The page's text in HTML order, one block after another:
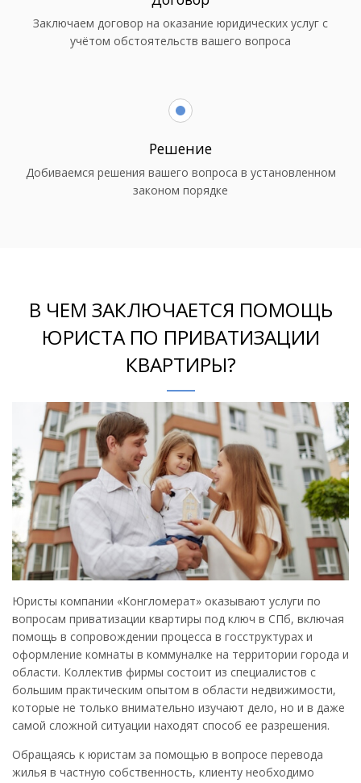
Заключаем договор на оказание юридических услуг с
учётом обстоятельств вашего вопроса
Решение
Добиваемся решения вашего вопроса в установленном
законом порядке
В ЧЕМ ЗАКЛЮЧАЕТСЯ ПОМОЩЬ
ЮРИСТА ПО ПРИВАТИЗАЦИИ
КВАРТИРЫ?
Юристы компании «Конгломерат» оказывают услуги по
вопросам приватизации квартиры под ключ в СПб, включая
помощь в сопровождении процесса в госструктурах и
оформление комнаты в коммуналке на территории города и
области. Коллектив фирмы состоит из специалистов с
большим практическим опытом в области недвижимости,
которые не только внимательно изучают дело, но и в даже
самой сложной ситуации находят способ ее разрешения.
Обращаясь к юристам за помощью в вопросе перевода
жилья в частную собственность, клиенту необходимо